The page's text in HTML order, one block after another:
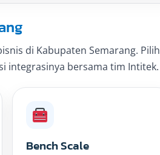
di Kabupaten Semarang. Pilih
integrasinya bersama tim Intitek.
Bench Scale